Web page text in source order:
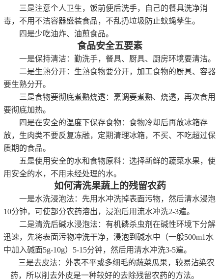
三是注意个人卫生，饭前便后洗手，自己的餐具洗净消
毒，不用不洁容器盛装食品，不乱扔垃圾防止蚊蝇孳生。
四是少吃油炸、油煎食品。
食品安全五要素
一是保持清洁：勤洗手，餐具、厨具、厨房环境要清洁。
二是生熟分开：生熟食物要分开，加工食物的厨具、容器
要生熟分开。
三是食物要彻底煮熟烧透：烹调要煮熟、烧透，再次食用
要彻底加热。
四是在安全的温度下保存食物：食物冷却后再放冰箱存
放，生肉类不要反复冻融，定期清理冰箱，不买、不吃超过保
质期的食品。
五是使用安全的水和食物原料：选择新鲜的蔬菜水果，使
用安全的水，不用未经处理的水。
如何清洗果蔬上的残留农药
一是水洗浸泡法：先用水冲洗掉表面污物，然后清水浸泡
10分钟，可使部分农药溶出，浸泡后用流水冲洗2-3遍。
二是清洗后碱水浸泡法：有机磷杀虫剂在碱性环境下分解
迅速，先将表面污物冲洗干净，浸泡到碱水中（一般500m1水
中加入碱面5g-10g）5-15分钟，然后用清水冲洗3-5遍。
三是去皮法：外表不平或多细毛的蔬菜瓜果，较易沾染农
药，所以削去外皮是一种较好的去除残留农药的方法。